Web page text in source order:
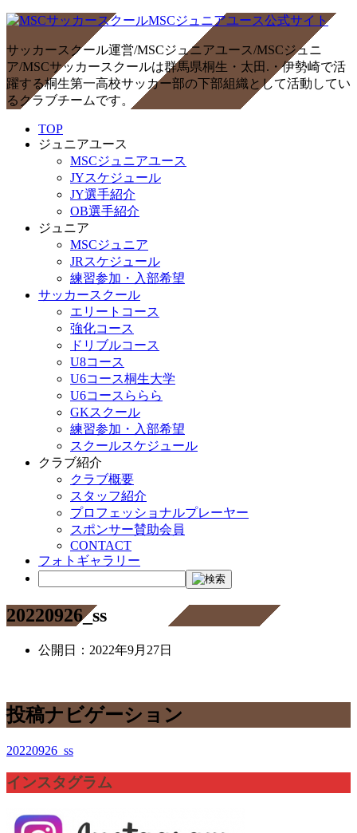
サッカースクール運営/MSCジュニアユース/MSCジュニ
ア/MSCサッカースクールは群馬県桐生・太田.・伊勢崎で活
躍する桐生第一高校サッカー部の下部組織として活動してい
るクラブチームです。
TOP
ジュニアユース
MSCジュニアユース
JYスケジュール
JY選手紹介
OB選手紹介
ジュニア
MSCジュニア
JRスケジュール
練習参加・入部希望
サッカースクール
エリートコース
強化コース
ドリブルコース
U8コース
U6コース桐生大学
U6コースららら
GKスクール
練習参加・入部希望
スクールスケジュール
クラブ紹介
クラブ概要
スタッフ紹介
プロフェッショナルプレーヤー
スポンサー賛助会員
CONTACT
フォトギャラリー
20220926_ss
公開日： 2022年9月27日
投稿ナビゲーション
20220926_ss
インスタグラム